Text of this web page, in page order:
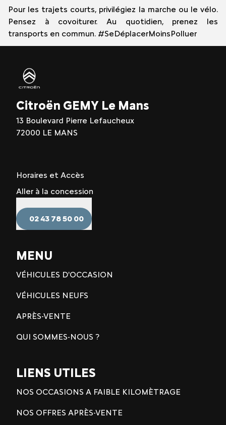
Pour les trajets courts, privilégiez la marche ou le vélo.
Pensez à covoiturer. Au quotidien, prenez les
transports en commun. #SeDéplacerMoinsPolluer
Citroën GEMY Le Mans
13 Boulevard Pierre Lefaucheux
72000 LE MANS
Horaires et Accès
Aller à la concession
02 43 78 50 00
MENU
VÉHICULES D'OCCASION
VÉHICULES NEUFS
APRÈS-VENTE
QUI SOMMES-NOUS ?
LIENS UTILES
NOS OCCASIONS A FAIBLE KILOMÈTRAGE
NOS OFFRES APRÈS-VENTE